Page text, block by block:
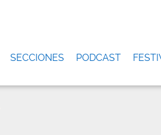
SECCIONES PODCAST